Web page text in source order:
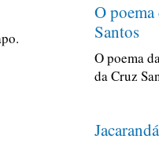
O
Santos
O poema
da Cruz
Jacarandá